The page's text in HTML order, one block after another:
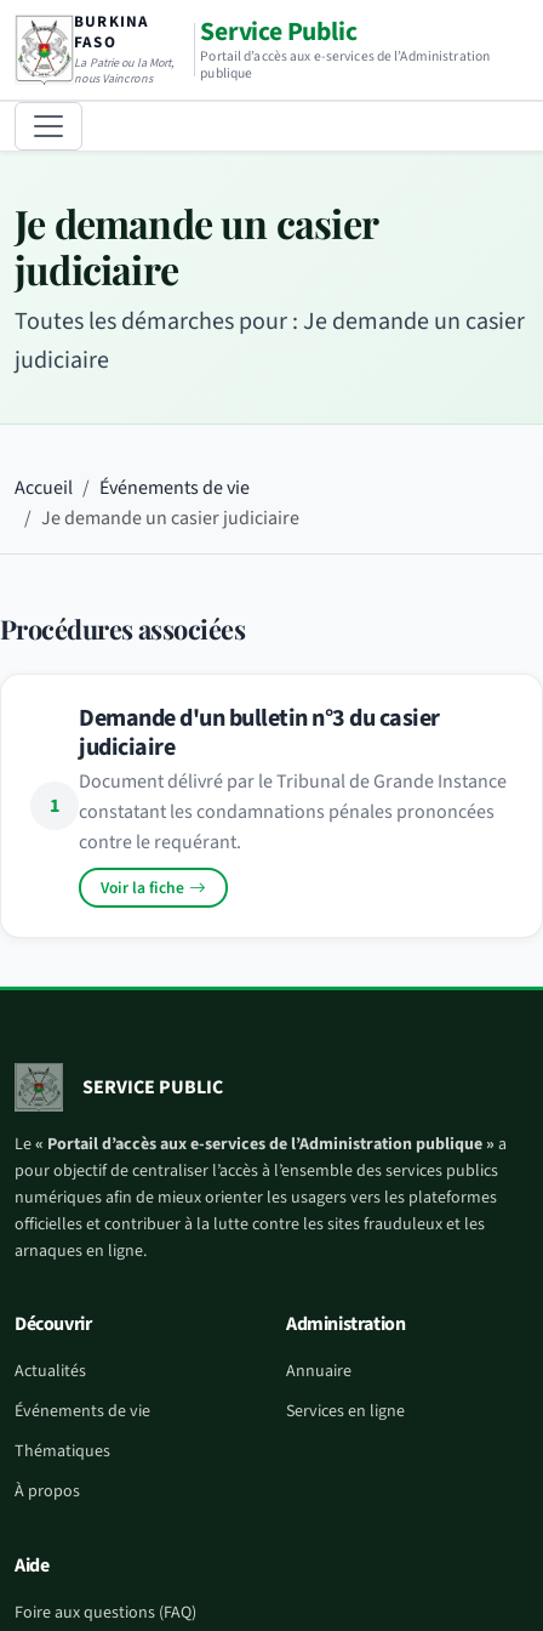
BURKINA
FASO
La Patrie ou la Mort,
nous Vaincrons
Service Public
Portail d’accès aux e-services de l’Administration
publique
Je demande un casier
judiciaire
Toutes les démarches pour : Je demande un casier
judiciaire
Accueil
Événements de vie
Je demande un casier judiciaire
Procédures associées
1
Demande d'un bulletin n°3 du casier
judiciaire
Document délivré par le Tribunal de Grande Instance
constatant les condamnations pénales prononcées
contre le requérant.
Voir la fiche
SERVICE PUBLIC
Le« Portail d’accès aux e-services de l’Administration publique » a
pour objectif de centraliser l’accès à l’ensemble des services publics
numériques afin de mieux orienter les usagers vers les plateformes
officielles et contribuer à la lutte contre les sites frauduleux et les
arnaques en ligne.
Découvrir
Actualités
Événements de vie
Thématiques
À propos
Administration
Annuaire
Services en ligne
Aide
Foire aux questions (FAQ)